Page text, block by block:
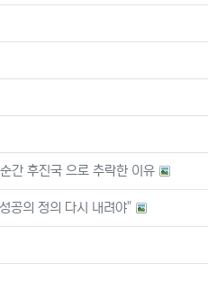
간 후진국 으로 추락한 이유
공의 정의 다시 내려야"